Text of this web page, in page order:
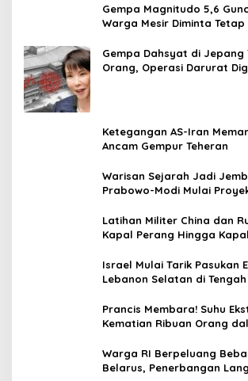
Gempa Magnitudo 5,6
Warga Mesir Diminta Tetap
Gempa Dahsyat di Jepang
Orang, Operasi Darurat
Ketegangan AS-Iran
Ancam Gempur Teheran
Warisan Sejarah Jadi
Prabowo-Modi Mulai
Latihan Militer China dan
Kapal Perang Hingga
Israel Mulai Tarik Pasukan
Lebanon Selatan di
Prancis Membara! Suhu
Kematian Ribuan Orang
Warga RI Berpeluang
Belarus, Penerbangan